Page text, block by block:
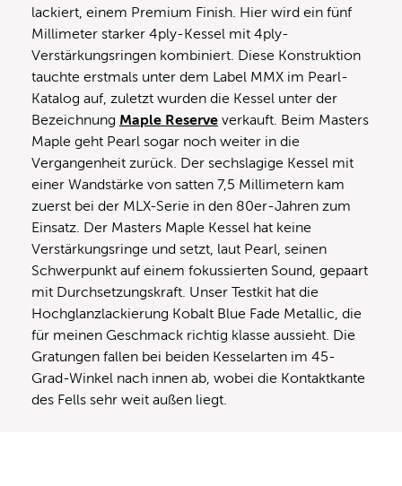
lackiert, einem Premium Finish. Hier wird ein fünf
Millimeter starker 4ply-Kessel mit 4ply-
Verstärkungsringen kombiniert. Diese Konstruktion
tauchte erstmals unter dem Label MMX im Pearl-
Katalog auf, zuletzt wurden die Kessel unter der
Bezeichnung Maple Reserve verkauft. Beim Masters
Maple geht Pearl sogar noch weiter in die
Vergangenheit zurück. Der sechslagige Kessel mit
einer Wandstärke von satten 7,5 Millimetern kam
zuerst bei der MLX-Serie in den 80er-Jahren zum
Einsatz. Der Masters Maple Kessel hat keine
Verstärkungsringe und setzt, laut Pearl, seinen
Schwerpunkt auf einem fokussierten Sound, gepaart
mit Durchsetzungskraft. Unser Testkit hat die
Hochglanzlackierung Kobalt Blue Fade Metallic, die
für meinen Geschmack richtig klasse aussieht. Die
Gratungen fallen bei beiden Kesselarten im 45-
Grad-Winkel nach innen ab, wobei die Kontaktkante
des Fells sehr weit außen liegt.